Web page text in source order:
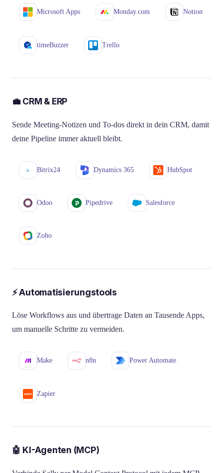
Microsoft Apps Monday.com Notion
timeBuzzer Trello
💼 CRM & ERP
Sende Meeting-Notizen und To-dos direkt in dein CRM, damit
deine Pipeline immer aktuell bleibt.
Bitrix24 Dynamics 365 HubSpot
Odoo Pipedrive Salesforce
Zoho
⚡ Automatisierungstools
Löse Workflows aus und übertrage Daten an Tausende Apps,
um manuelle Schritte zu vermeiden.
Make n8n Power Automate
Zapier
🤖 KI-Agenten (MCP)